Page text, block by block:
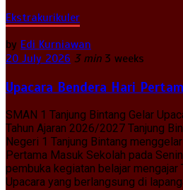
Ekstrakurikuler
by Edi Kurniawan
20 July 2026 3 min 3 weeks
Upacara Bendera Hari
SMAN 1 Tanjung Bintang Gelar
Tahun Ajaran 2026/2027 Tanjung
Negeri 1 Tanjung Bintang
Pertama Masuk Sekolah pada
pembuka kegiatan belajar mengajar
Upacara yang berlangsung di